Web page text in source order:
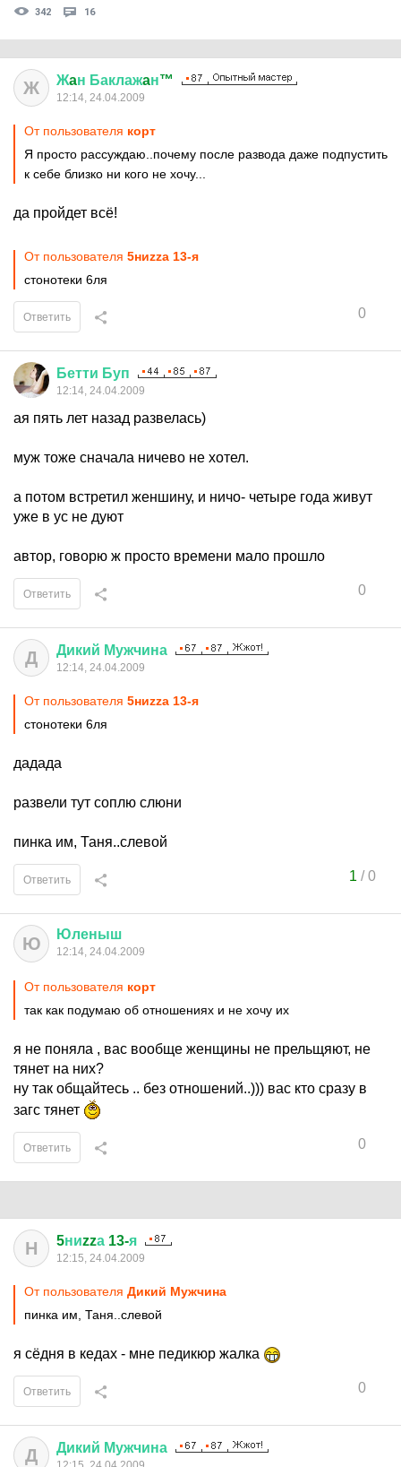
342 16
Ж Жaн Баклажaн™
12:14, 24.04.2009
От пользователя корт
Я просто рассуждаю..почему после развода даже подпустить
к себе близко ни кого не хочу...
да пройдет всё!
От пользователя 5ниzzа 13-я
стонотеки 6ля
0
Ответить
Бетти Буп
12:14, 24.04.2009
ая пять лет назад развелась)
муж тоже сначала ничево не хотел.
а потом встретил женшину, и ничо- четыре года живут
уже в ус не дуют
автор, говорю ж просто времени мало прошло
0
Ответить
Д Дикий Мужчина
12:14, 24.04.2009
От пользователя 5ниzzа 13-я
стонотеки 6ля
дадада
развели тут соплю слюни
пинка им, Таня..слевой
1 /0
Ответить
Ю Юленыш
12:14, 24.04.2009
От пользователя корт
так как подумаю об отношениях и не хочу их
я не поняла , вас вообще женщины не прельщяют, не
тянет на них?
ну так общайтесь .. без отношений..))) вас кто сразу в
загс тянет
0
Ответить
Н 5ниzzа 13-я
12:15, 24.04.2009
От пользователя Дикий Мужчина
пинка им, Таня..слевой
я сёдня в кедах - мне педикюр жалка
0
Ответить
Д Дикий Мужчина